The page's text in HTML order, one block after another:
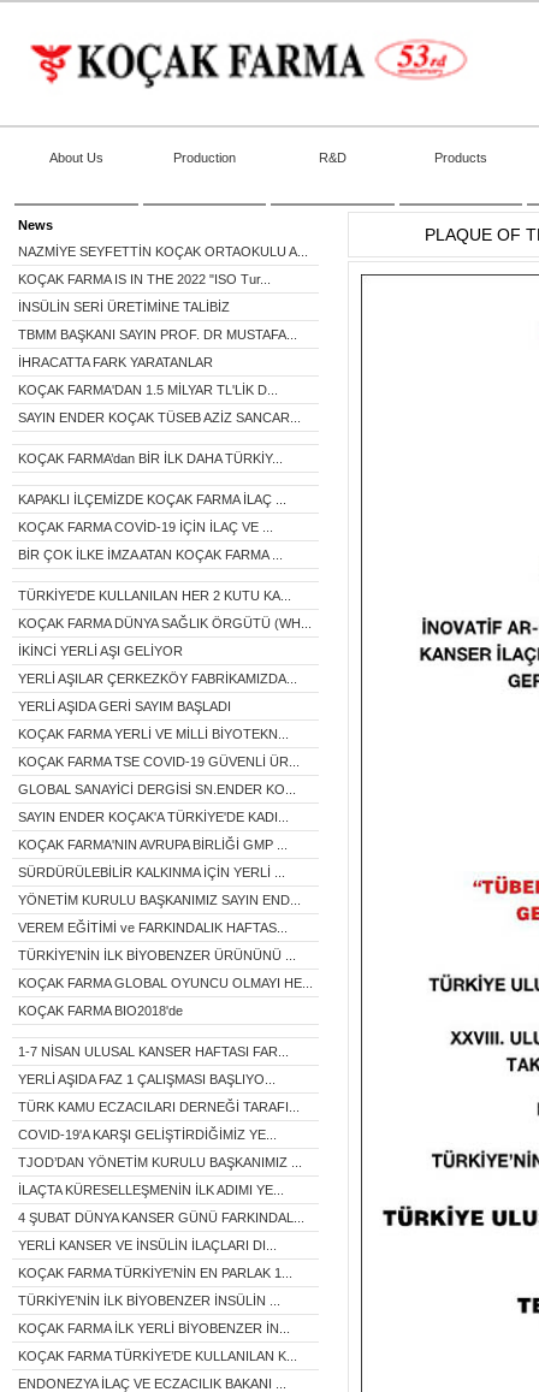
About Us Production R&D Products
News
NAZMİYE SEYFETTİN KOÇAK ORTAOKULU A...
KOÇAK FARMA IS IN THE 2022 "ISO Tur...
İNSÜLİN SERİ ÜRETİMİNE TALİBİZ
TBMM BAŞKANI SAYIN PROF. DR MUSTAFA...
İHRACATTA FARK YARATANLAR
KOÇAK FARMA'DAN 1.5 MİLYAR TL'LİK D...
SAYIN ENDER KOÇAK TÜSEB AZİZ SANCAR...
KOÇAK FARMA’dan BİR İLK DAHA TÜRKİY...
KAPAKLI İLÇEMİZDE KOÇAK FARMA İLAÇ ...
KOÇAK FARMA COVİD-19 İÇİN İLAÇ VE ...
BİR ÇOK İLKE İMZA ATAN KOÇAK FARMA ...
TÜRKİYE'DE KULLANILAN HER 2 KUTU KA...
KOÇAK FARMA DÜNYA SAĞLIK ÖRGÜTÜ (WH...
İKİNCİ YERLİ AŞI GELİYOR
YERLİ AŞILAR ÇERKEZKÖY FABRİKAMIZDA...
YERLİ AŞIDA GERİ SAYIM BAŞLADI
KOÇAK FARMA YERLİ VE MİLLİ BİYOTEKN...
KOÇAK FARMA TSE COVID-19 GÜVENLİ ÜR...
GLOBAL SANAYİCİ DERGİSİ SN.ENDER KO...
SAYIN ENDER KOÇAK'A TÜRKİYE'DE KADI...
KOÇAK FARMA'NIN AVRUPA BİRLİĞİ GMP ...
SÜRDÜRÜLEBİLİR KALKINMA İÇİN YERLİ ...
YÖNETİM KURULU BAŞKANIMIZ SAYIN END...
VEREM EĞİTİMİ ve FARKINDALIK HAFTAS...
TÜRKİYE'NİN İLK BİYOBENZER ÜRÜNÜNÜ ...
KOÇAK FARMA GLOBAL OYUNCU OLMAYI HE...
KOÇAK FARMA BIO2018'de
1-7 NİSAN ULUSAL KANSER HAFTASI FAR...
YERLİ AŞIDA FAZ 1 ÇALIŞMASI BAŞLIYO...
TÜRK KAMU ECZACILARI DERNEĞİ TARAFI...
COVID-19'A KARŞI GELİŞTİRDİĞİMİZ YE...
TJOD’DAN YÖNETİM KURULU BAŞKANIMIZ ...
İLAÇTA KÜRESELLEŞMENİN İLK ADIMI YE...
4 ŞUBAT DÜNYA KANSER GÜNÜ FARKINDAL...
YERLİ KANSER VE İNSÜLİN İLAÇLARI DI...
KOÇAK FARMA TÜRKİYE'NİN EN PARLAK 1...
TÜRKİYE’NİN İLK BİYOBENZER İNSÜLİN ...
KOÇAK FARMA İLK YERLİ BİYOBENZER İN...
KOÇAK FARMA TÜRKİYE’DE KULLANILAN K...
ENDONEZYA İLAÇ VE ECZACILIK BAKANI ...
PLAQUE OF